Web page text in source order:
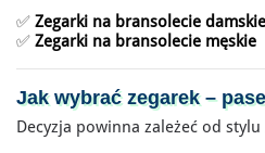
✅ Zegarki na bransolecie damskie
✅ Zegarki na bransolecie męskie
Jak wybrać zegarek–
Decyzja powinna zależeć od stylu